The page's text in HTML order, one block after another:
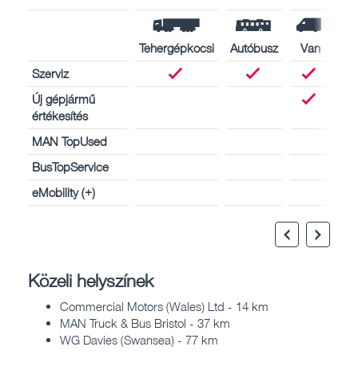
Tehergépkocsi Autóbusz
Van
Szerviz
Új gépjármű
értékesítés
MAN TopUsed
BusTopService
eMobility (+)
Közeli helyszínek
Commercial Motors (Wales) Ltd - 14 km
MAN Truck & Bus Bristol - 37 km
WG Davies (Swansea) - 77 km